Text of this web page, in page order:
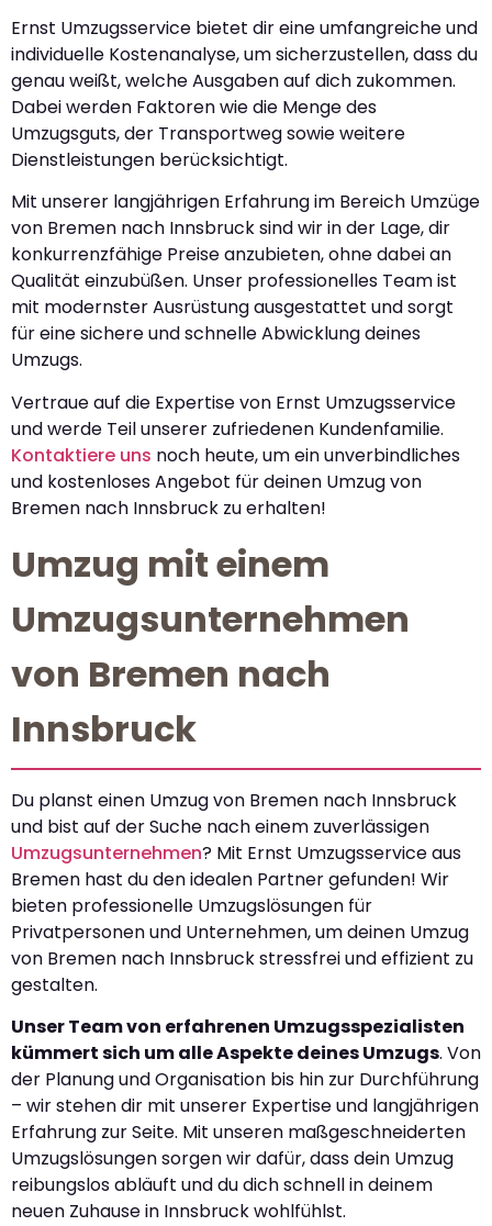
Ernst Umzugsservice bietet dir eine umfangreiche und
individuelle Kostenanalyse, um sicherzustellen, dass du
genau weißt, welche Ausgaben auf dich zukommen.
Dabei werden Faktoren wie die Menge des
Umzugsguts, der Transportweg sowie weitere
Dienstleistungen berücksichtigt.
Mit unserer langjährigen Erfahrung im Bereich Umzüge
von Bremen nach Innsbruck sind wir in der Lage, dir
konkurrenzfähige Preise anzubieten, ohne dabei an
Qualität einzubüßen. Unser professionelles Team ist
mit modernster Ausrüstung ausgestattet und sorgt
für eine sichere und schnelle Abwicklung deines
Umzugs.
Vertraue auf die Expertise von Ernst Umzugsservice
und werde Teil unserer zufriedenen Kundenfamilie.
Kontaktiere uns noch heute, um ein unverbindliches
und kostenloses Angebot für deinen Umzug von
Bremen nach Innsbruck zu erhalten!
Umzug mit einem
Umzugsunternehmen
von Bremen nach
Innsbruck
Du planst einen Umzug von Bremen nach Innsbruck
und bist auf der Suche nach einem zuverlässigen
Umzugsunternehmen? Mit Ernst Umzugsservice aus
Bremen hast du den idealen Partner gefunden! Wir
bieten professionelle Umzugslösungen für
Privatpersonen und Unternehmen, um deinen Umzug
von Bremen nach Innsbruck stressfrei und effizient zu
gestalten.
Unser Team von erfahrenen Umzugsspezialisten
kümmert sich um alle Aspekte deines Umzugs. Von
der Planung und Organisation bis hin zur Durchführung
– wir stehen dir mit unserer Expertise und langjährigen
Erfahrung zur Seite. Mit unseren maßgeschneiderten
Umzugslösungen sorgen wir dafür, dass dein Umzug
reibungslos abläuft und du dich schnell in deinem
neuen Zuhause in Innsbruck wohlfühlst.